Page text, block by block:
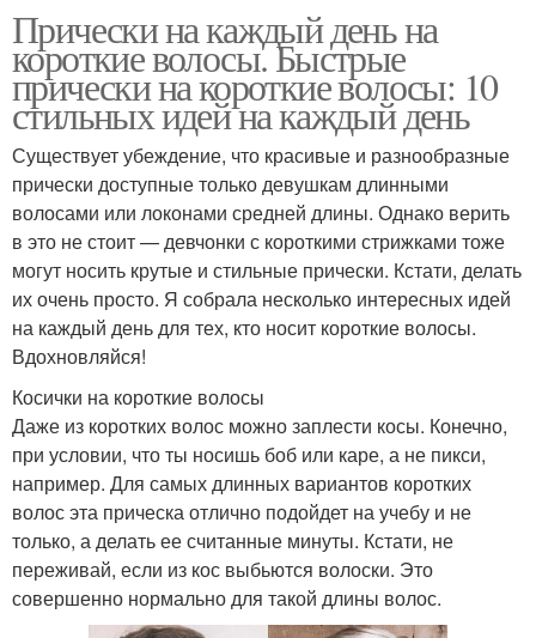
Прически на каждый день на
короткие волосы. Быстрые
прически на короткие волосы: 10
стильных идей на каждый день
Существует убеждение, что красивые и разнообразные
прически доступные только девушкам длинными
волосами или локонами средней длины. Однако верить
в это не стоит — девчонки с короткими стрижками тоже
могут носить крутые и стильные прически. Кстати, делать
их очень просто. Я собрала несколько интересных идей
на каждый день для тех, кто носит короткие волосы.
Вдохновляйся!
Косички на короткие волосы
Даже из коротких волос можно заплести косы. Конечно,
при условии, что ты носишь боб или каре, а не пикси,
например. Для самых длинных вариантов коротких
волос эта прическа отлично подойдет на учебу и не
только, а делать ее считанные минуты. Кстати, не
переживай, если из кос выбьются волоски. Это
совершенно нормально для такой длины волос.